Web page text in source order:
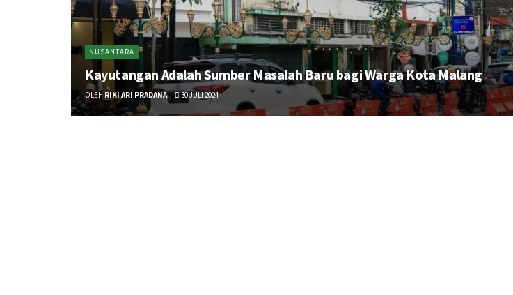
NUSANTARA
Kayutangan Adalah Sumber Masalah Baru bagi Warga Kota Malang
OLEH RIKI ARI PRADANA 30 JULI 2024